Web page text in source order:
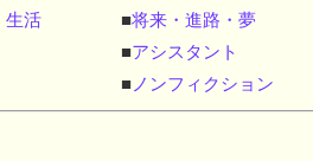
生活 ■将来・進路・夢
■アシスタント
■ノンフィクション